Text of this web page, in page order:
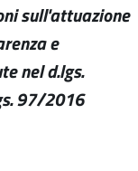
sull'attuazione
e
nel d.lgs.
97/2016